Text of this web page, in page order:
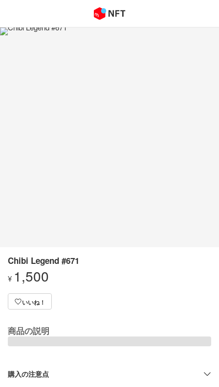
Chibi Legend #671
¥ 1,500
いいね！
商品の説明
購入の注意点